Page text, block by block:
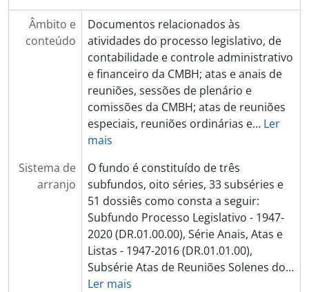
Âmbito e
conteúdo
Documentos relacionados às
atividades do processo legislativo, de
contabilidade e controle administrativo
e financeiro da CMBH; atas e anais de
reuniões, sessões de plenário e
comissões da CMBH; atas de reuniões
especiais, reuniões ordinárias e… Ler
mais
Sistema de
arranjo
O fundo é constituído de três
subfundos, oito séries, 33 subséries e
51 dossiês como consta a seguir:
Subfundo Processo Legislativo - 1947-
2020 (DR.01.00.00), Série Anais, Atas e
Listas - 1947-2016 (DR.01.01.00),
Subsérie Atas de Reuniões Solenes do…
Ler mais